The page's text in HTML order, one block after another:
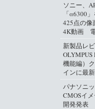
ソニー、
「α6300
425点の
4K動画
新製品レ
OLYMPUS
機能編）
インに最
パナソニ
CMOSイ
開発発表